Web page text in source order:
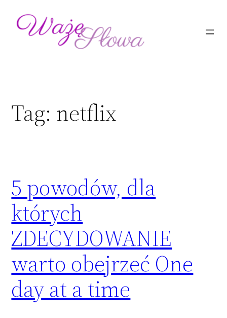
Tag: netflix
5 powodów, dla
których
ZDECYDOWANIE
warto obejrzeć One
day at a time